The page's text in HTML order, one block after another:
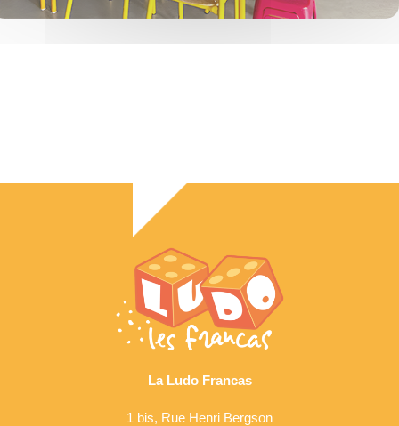
La Ludo Francas
1 bis, Rue Henri Bergson